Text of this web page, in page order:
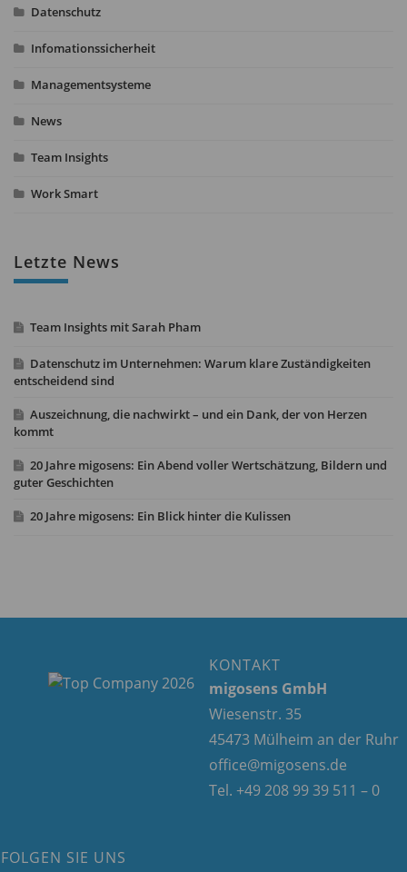
Datenschutz
Infomationssicherheit
Managementsysteme
News
Team Insights
Work Smart
Letzte News
Team Insights mit Sarah Pham
Datenschutz im Unternehmen: Warum klare Zuständigkeiten
entscheidend sind
Auszeichnung, die nachwirkt – und ein Dank, der von Herzen
kommt
20 Jahre migosens: Ein Abend voller Wertschätzung, Bildern und
guter Geschichten
20 Jahre migosens: Ein Blick hinter die Kulissen
KONTAKT
migosens GmbH
Wiesenstr. 35
45473 Mülheim an der Ruhr
office@migosens.de
Tel. +49 208 99 39 511 – 0
FOLGEN SIE UNS